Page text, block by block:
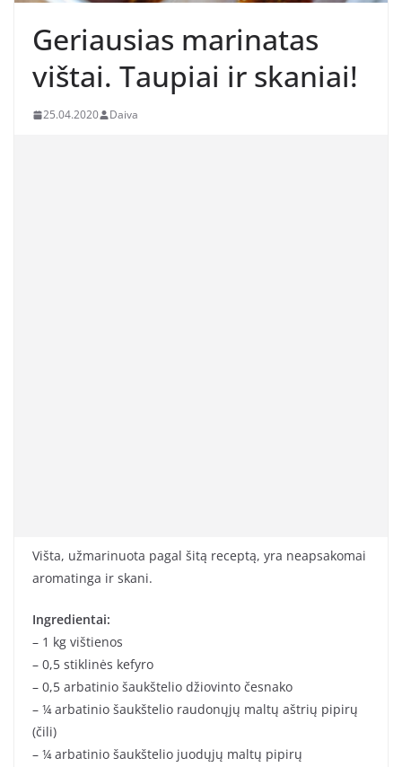
Geriausias marinatas
vištai. Taupiai ir skaniai!
25.04.2020 Daiva
Višta, užmarinuota pagal šitą receptą, yra neapsakomai
aromatinga ir skani.
Ingredientai:
– 1 kg vištienos
– 0,5 stiklinės kefyro
– 0,5 arbatinio šaukštelio džiovinto česnako
– ¼ arbatinio šaukštelio raudonųjų maltų aštrių pipirų
(čili)
– ¼ arbatinio šaukštelio juodųjų maltų pipirų